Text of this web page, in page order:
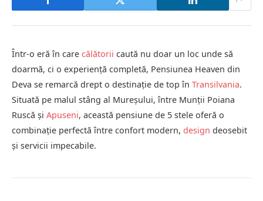
Într-o eră în care călătorii caută nu doar un loc unde să
doarmă, ci o experiență completă, Pensiunea Heaven din
Deva se remarcă drept o destinație de top în Transilvania.
Situată pe malul stâng al Mureșului, între Munții Poiana
Ruscă și Apuseni, această pensiune de 5 stele oferă o
combinație perfectă între confort modern, design deosebit
și servicii impecabile.